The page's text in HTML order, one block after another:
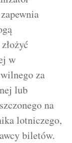
w
za
lub
na
lotniczego,
biletów.